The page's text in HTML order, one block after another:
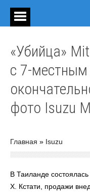
«Убийца»
с 7-
фото Isuzu
Главная » Isuzu
В Таиланде
X. Кстати, продажи